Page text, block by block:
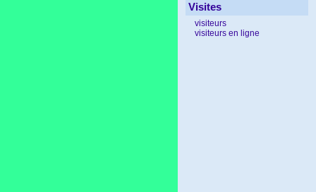
Visites
visiteurs
visiteurs en ligne